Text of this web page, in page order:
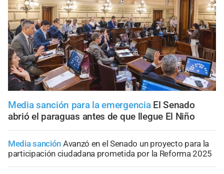
Media sanción para la emergencia El Senado
abrió el paraguas antes de que llegue El Niño
Media sanción Avanzó en el Senado un proyecto para la
participación ciudadana prometida por la Reforma 2025